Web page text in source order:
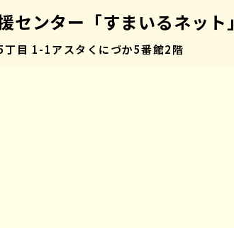
センター「すまいるネット」
丁目 1-1アスタくにづか5番館2階